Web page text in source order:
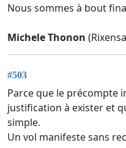
Nous sommes à bout
Michele Thonon
#503
Parce que le précompte
justification à exister et
simple.
Un vol manifeste sans